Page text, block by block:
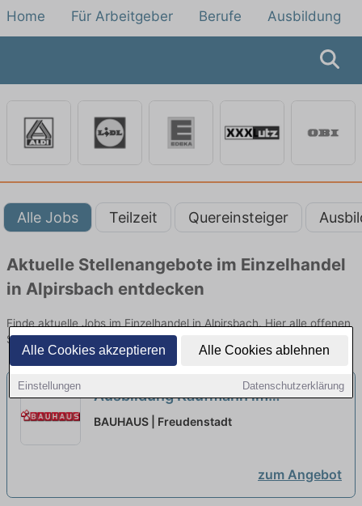
Alle Cookies akzeptieren Alle Cookies ablehnen
Einstellungen Datenschutzerklärung
Home Für Arbeitgeber Berufe Ausbildung
Alle Jobs Teilzeit Quereinsteiger
Aktuelle Stellenangebote im Einzelhandel
in Alpirsbach entdecken
Finde aktuelle Jobs im Einzelhandel in Alpirsbach. Hier alle offenen
Stellenangebote im Verkauf, Vertrieb und Handel vergleichen.
Ausbildung Kaufmann im
Einzelhandel oder Verkäufer
BAUHAUS | Freudenstadt
zum Angebot